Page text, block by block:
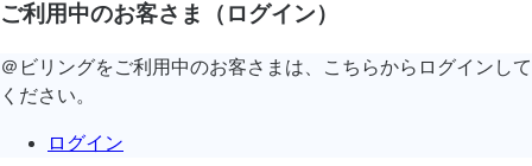
ご利用中のお客さま（ログイン）
＠ビリングをご利用中のお客さまは、こちらからログインして
ください。
ログイン